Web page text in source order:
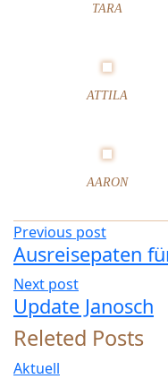
2
8
–
2
0
2
1
TARA
ATTILA
AARON
Previous post
Ausreisepaten
Next post
Update Janosch
Releted Posts
Aktuell